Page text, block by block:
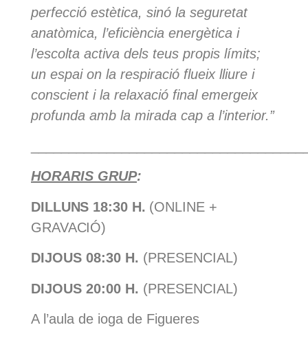
perfecció estètica, sinó la seguretat
anatòmica, l’eficiència energètica i
l’escolta activa dels teus propis límits;
un espai on la respiració flueix lliure i
conscient i la relaxació final emergeix
profunda amb la mirada cap a l’interior.”
HORARIS GRUP:
DILLUNS 18:30 H. (ONLINE +
GRAVACIÓ)
DIJOUS 08:30 H. (PRESENCIAL)
DIJOUS 20:00 H. (PRESENCIAL)
A l’aula de ioga de Figueres